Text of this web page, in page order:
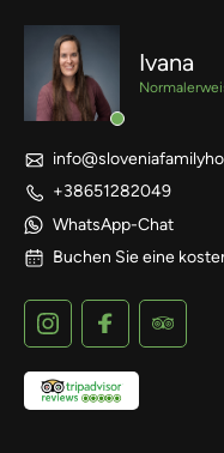
Ivana
+38651282049
WhatsApp-Chat
Buchen Sie eine